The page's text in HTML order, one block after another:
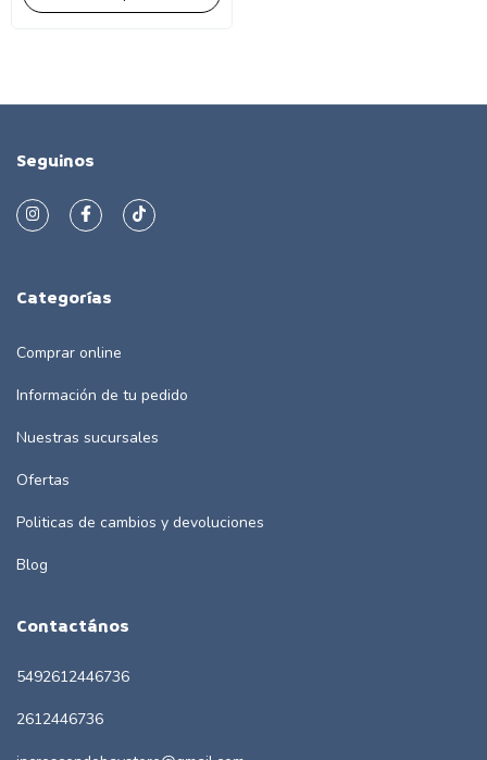
Seguinos
Categorías
Comprar online
Información de tu pedido
Nuestras sucursales
Ofertas
Politicas de cambios y devoluciones
Blog
Contactános
5492612446736
2612446736